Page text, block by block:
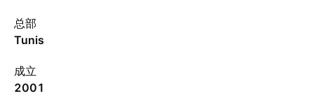
总部
Tunis
成立
2001